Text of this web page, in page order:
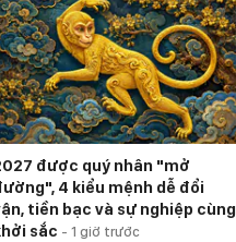
được quý nhân "mở
4 kiểu mệnh dễ đổi
tiền bạc và sự nghiệp cùng
sắc - 1 giờ trước